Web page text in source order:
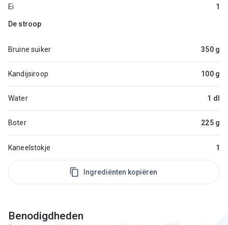
Ei 1
De stroop
Bruine suiker 350 g
Kandijsiroop 100 g
Water 1 dl
Boter 225 g
Kaneelstokje 1
Ingrediënten kopiëren
Benodigdheden